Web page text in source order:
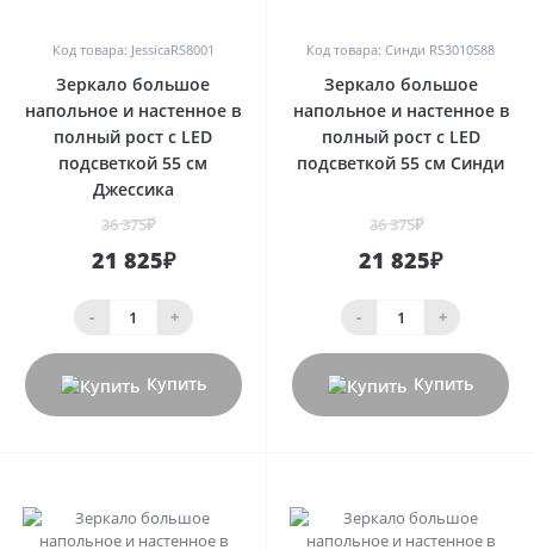
Код товара: JessicaRS8001
Зеркало большое
напольное и настенное в
полный рост с LED
подсветкой 55 см
Джессика
36 375₽
21 825₽
- +
Купить
Код товара: Синди RS3010588
Зеркало большое
напольное и настенное в
полный рост с LED
подсветкой 55 см Синди
36 375₽
21 825₽
- +
Купить